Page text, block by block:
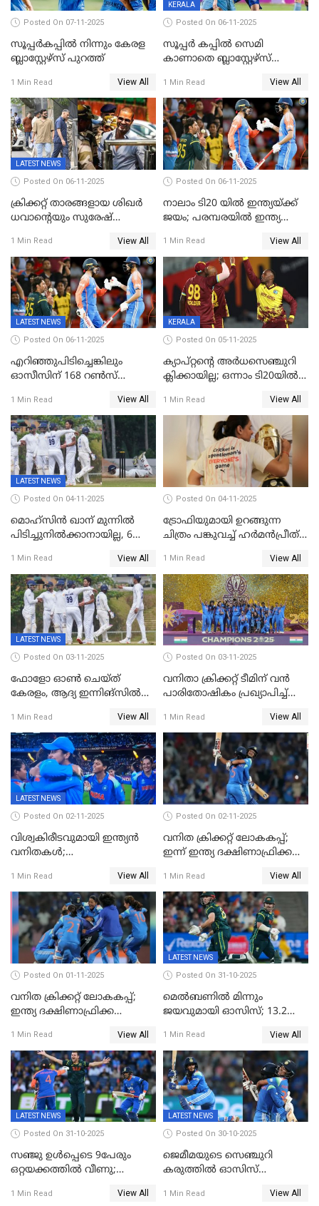
Posted On 07-11-2025
സൂപ്പര്‍കപ്പില്‍ നിന്നും കേരള
ബ്ലാസ്റ്റേഴ്‌സ് പുറത്ത്
1 Min Read View All
KERALA
Posted On 06-11-2025
സൂപ്പർ കപ്പിൽ സെമി
കാണാതെ ബ്ലാസ്റ്റേഴ്സ്
1 Min Read View All
LATEST NEWS
Posted On 06-11-2025
ക്രിക്കറ്റ് താരങ്ങളായ ശിഖർ
ധവാന്‍റെയും സുരേഷ്
കണ്ടുകെട്ടി
1 Min Read View All
Posted On 06-11-2025
നാലാം ടി20 യില്‍ ഇന്ത്യയ്ക്ക്
ജയം; പരമ്പരയിൽ ഇന്ത്യ
1 Min Read View All
LATEST NEWS
Posted On 06-11-2025
എറിഞ്ഞുപിടിച്ചെങ്കിലും
ഓസീസിന് 168 റൺസ്
1 Min Read View All
KERALA
Posted On 05-11-2025
ക്യാപ്റ്റന്റെ അർധസെഞ്ചുറി
ക്ലിക്കായില്ല; ഒന്നാം ടി20യിൽ
വിൻഡീസിന് ജയം
1 Min Read View All
LATEST NEWS
Posted On 04-11-2025
മൊഹ്സിൻ ഖാന് മുന്നിൽ
പിടിച്ചുനിൽക്കാനായില്ല, 6
കേരളത്തിന് ഇന്നിംഗ്സ്
തോല്‍വി
1 Min Read View All
Posted On 04-11-2025
ട്രോഫിയുമായി ഉറങ്ങുന്ന
ചിത്രം പങ്കുവച്ച് ഹര്‍മന്‍പ്രീത്
1 Min Read View All
LATEST NEWS
Posted On 03-11-2025
ഫോളോ ഓൺ ചെയ്ത്
കേരളം, ആദ്യ ഇന്നിങ്സിൽ
രഞ്ജിയിൽ കർണാടകയ്ക്ക്
കൂറ്റൻ ലീഡ്
1 Min Read View All
Posted On 03-11-2025
വനിതാ ക്രിക്കറ്റ് ടീമിന് വൻ
പാരിതോഷികം പ്രഖ്യാപിച്ച്
1 Min Read View All
LATEST NEWS
Posted On 02-11-2025
വിശ്വകിരീടവുമായി ഇന്ത്യൻ
വനിതകൾ;
ഇന്ത്യയ്ക്ക് വനിതാ ക്രിക്കറ്റ്
ലോകകപ്പ്
1 Min Read View All
Posted On 02-11-2025
വനിത ക്രിക്കറ്റ് ലോകകപ്പ്;
ഇന്ന് ഇന്ത്യ ദക്ഷിണാഫ്രിക്ക
1 Min Read View All
Posted On 01-11-2025
വനിത ക്രിക്കറ്റ് ലോകകപ്പ്;
ഇന്ത്യ ദക്ഷിണാഫ്രിക്ക
1 Min Read View All
LATEST NEWS
Posted On 31-10-2025
മെൽബണിൽ മിന്നും
ജയവുമായി ഓസിസ്; 13.2
പരമ്പരയിൽ ലീഡ്
1 Min Read View All
LATEST NEWS
Posted On 31-10-2025
സഞ്ജു ഉൾപ്പെടെ 9പേരും
ഒറ്റയക്കത്തിൽ വീണു;
ഹര്‍ഷിതും മാത്രം;
1 Min Read View All
LATEST NEWS
Posted On 30-10-2025
ജെമീമയുടെ സെഞ്ചുറി
കരുത്തിൽ ഓസിസ്
തകർന്നു; അഞ്ച് വിക്കറ്റ്
1 Min Read View All